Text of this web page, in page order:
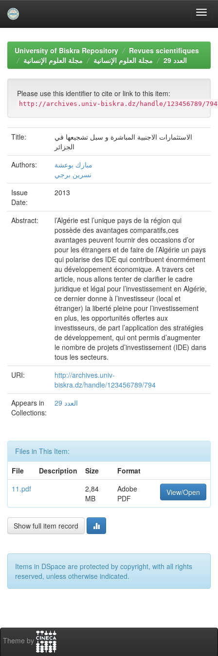
navigationUniversity of Biskra Repository
Revues scientifiques
مجلة العلوم الإنسانية
مجلة العلوم الإنسانية العدد 29
Please use this identifier to cite or link to this item:
http://archives.univ-biskra.dz/handle/123456789/794
Title:
الاستثمارات الاجنبية المباشرة و سبل تشجيعها في
الجزائر
Authors:
مبارك بوعشة
نسرين برجي
Issue
Date:
2013
Abstract:
l’Algérie est l’unique pays de la région qui
possède des avantages comparatifs,ces
avantages peuvent fournir des occasions d’or
pour les étrangers et de faire de l’Algérie un pays
qui polarise des IDE qui contribuent énormément
au développement économique. A travers cet
article, nous allons tenter de clarifier le cadre
juridique et légal pour l’investissement en Algérie,
ce dernier donne à l’investisseur (local et
étranger) la liberté pleine pour l’investissement
en plus, les opportunités offertes aux
investisseurs, de part l’application des stratégies
de développement, qui ont permis d’augmenter
le nombre de projets d’investissement (IDE) dans
tous les secteurs.
URI:
http://archives.univ-
biskra.dz/handle/123456789/794
Appears in
Collections:
العدد 29
Files in This Item:
File
Description Size
Format
11.pdf
2,84
MB
Adobe
PDF
View/Open
Show full item record
Items in DSpace are protected by copyright, with all rights
reserved, unless otherwise indicated.
Theme by